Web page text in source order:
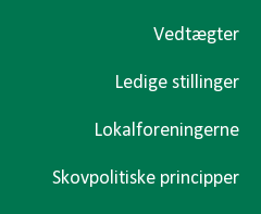
Vedtægter
Ledige stillinger
Lokalforeningerne
Skovpolitiske principper